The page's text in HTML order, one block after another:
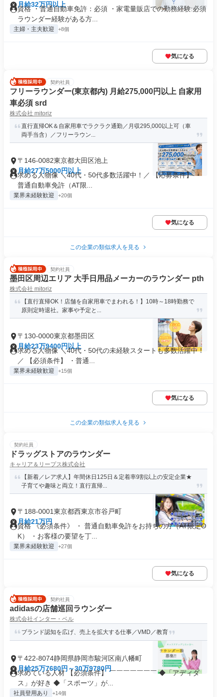
月給32万円以上
資格 ・普通自動車免許：必須 ・家電量販店での勤務経験:必須
ラウンダー経験がある方...
主婦・主夫歓迎 +8個
気になる
契約社員
フリーラウンダー(東京都内) 月給275,000円以上 自家用
車必須 srd
株式会社 mitoriz
直行直帰OK＆自家用車でラクラク通勤／月収295,000以上可（車
両手当含）／フリーラウン...
〒146-0082東京都大田区池上
月給27万5000円以上
求める人物像 ＼40代・50代多数活躍中！／ 【応募条件】 ・
普通自動車免許（AT限...
業界未経験歓迎 +20個
気になる
この企業の類似求人を見る
契約社員
墨田区周辺エリア 大手日用品メーカーのラウンダー pth
株式会社 mitoriz
【直行直帰OK！店舗を自家用車でまわれる！】10時～18時勤務で
原則定時退社。家事や予定と...
〒130-0000東京都墨田区
月給23万9400円以上
求める人物像 ＼40代・50代の未経験スタートも多数活躍中！
／ 【必須条件】 ・普通...
業界未経験歓迎 +15個
気になる
この企業の類似求人を見る
契約社員
ドラッグストアのラウンダー
キャリア＆リープス株式会社
【新着／レア求人】年間休日125日＆定着率9割以上の安定企業★
子育てや趣味と両立！直行直帰...
〒188-0001東京都西東京市谷戸町
月給21万円
資格 《必須条件》 ・ 普通自動車免許をお持ちの方（AT限定O
K） ・お客様の要望を丁...
業界未経験歓迎 +27個
気になる
契約社員
adidasの店舗巡回ラウンダー
株式会社インター・ベル
ブランド認知を広げ、売上を拡大する仕事／VMD／教育
〒422-8074静岡県静岡市駿河区南八幡町
月給25万7680円～30万9780円
求めている人材 【必須条件】 ￣￣￣￣￣￣￣ ◆「アディダ
ス」が好き ◆「スポーツ」が...
社員登用あり +14個